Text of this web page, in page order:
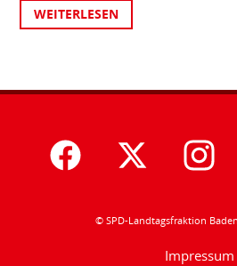
WEITERLESEN
© SPD-Landtagsfraktion
Impressum